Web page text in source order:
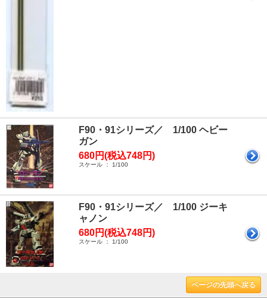
F90・91シリーズ／ 1/100 ヘビー
ガン
680円(税込748円)
スケール ： 1/100
F90・91シリーズ／ 1/100 ジーキ
ャノン
680円(税込748円)
スケール ： 1/100
ページの先頭へ戻る